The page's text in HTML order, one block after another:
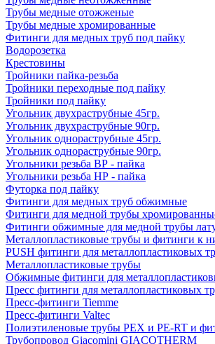
Трубы медные отожженые
Трубы медные хромированные
Фитинги для медных труб под пайку
Водорозетка
Крестовины
Тройники пайка-резьба
Тройники переходные под пайку
Тройники под пайку
Угольник двухраструбные 45гр.
Угольник двухраструбные 90гр.
Угольник однораструбные 45гр.
Угольник однораструбные 90гр.
Угольники резьба ВР - пайка
Угольники резьба НР - пайка
Футорка под пайку
Фитинги для медных труб обжимные
Фитинги для медной трубы
Фитинги обжимные для медной трубы
Металлопластиковые трубы и фитинги к
PUSH фитинги для металлопластиковых
Металлопластиковые трубы
Обжимные фитинги для
Пресс фитинги для металлопластиковых
Пресс-фитинги Tiemme
Пресс-фитинги Valtec
Полиэтиленовые трубы PEX и PE-RT и
Трубопровод Giacomini GIACOTHERM